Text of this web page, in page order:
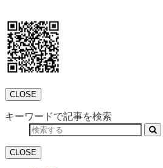
CLOSE
キーワードで記事を検索
CLOSE